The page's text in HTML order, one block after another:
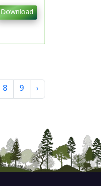
Download
8 9 ›